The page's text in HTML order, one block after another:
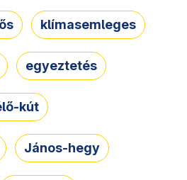
klímasemleges
egyeztetés
kút
János-hegy